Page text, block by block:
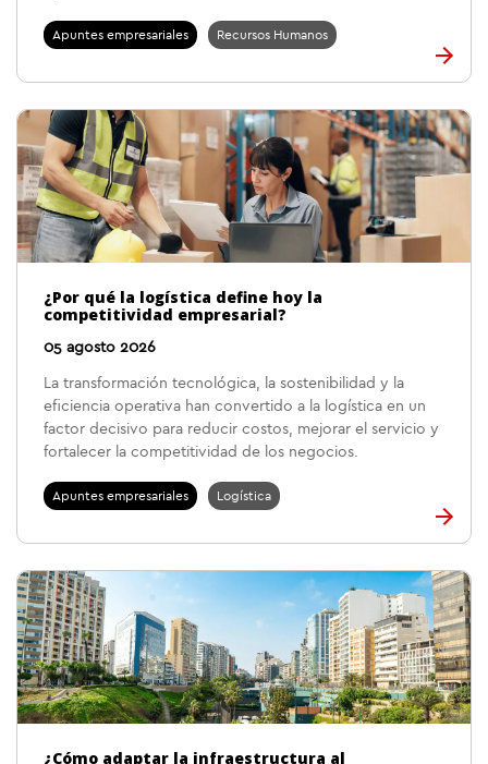
Apuntes empresariales Recursos Humanos
¿Por qué la logística define hoy la
competitividad empresarial?
05 agosto 2026
La transformación tecnológica, la sostenibilidad y la
eficiencia operativa han convertido a la logística en un
factor decisivo para reducir costos, mejorar el servicio y
fortalecer la competitividad de los negocios.
Apuntes empresariales Logística
¿Cómo adaptar la infraestructura al